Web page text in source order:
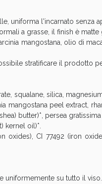
uniforma l'incarnato senza
a grasse, il finish è
mangostana, olio di
stratificare il prodotto
squalane, silica,
mangostana peel extract,
butter)*, persea
kernel oil)*.
oxides), CI 77492 (iron
uniformemente su tutto il viso.
Sconto fino